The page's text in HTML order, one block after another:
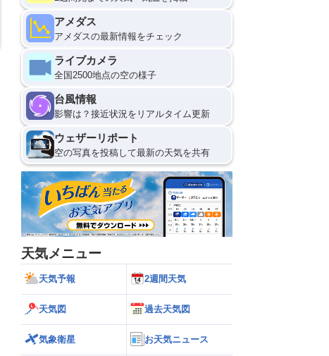
アメダス
アメダスの最新情報をチェック
ライブカメラ
全国2500地点の空の様子
台風情報
影響は？接近状況をリアルタイム更新
ウェザーリポート
空の写真を投稿して最新の天気を共有
天気メニュー
天気予報 2週間天気
天気図 過去天気図
気象衛星 お天気ニュース